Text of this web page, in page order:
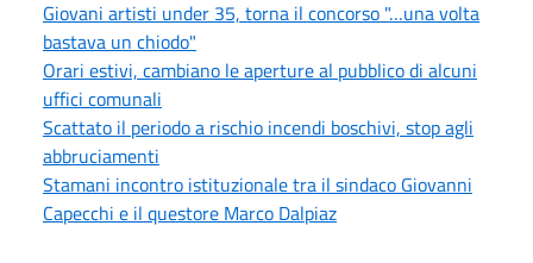
Giovani artisti under 35, torna il concorso "…una volta
bastava un chiodo"
Orari estivi, cambiano le aperture al pubblico di alcuni
uffici comunali
Scattato il periodo a rischio incendi boschivi, stop agli
abbruciamenti
Stamani incontro istituzionale tra il sindaco Giovanni
Capecchi e il questore Marco Dalpiaz